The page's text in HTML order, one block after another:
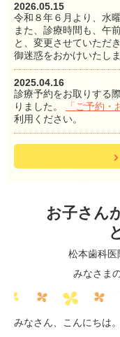
2026.05.15
令和８年６月より、水
また、診療時間も、午
と、変更させていただき
御迷惑をおかけいたし
2025.04.16
診療予約をお取りする
りました。
「ご予約・
利用ください。
お子さん
松本歯科医
みなさま
みなさん、こんにちは